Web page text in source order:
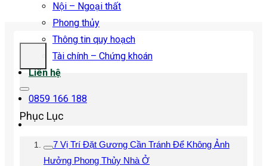
Nội – Ngoại thất
Phong thủy
Thông tin quy hoạch
Tài chính – Chứng khoán
Liên hệ
0859 166 188
Phục Lục
7 Vị Trí Đặt Gương Cần Tránh Để Không Ảnh
Hưởng Phong Thủy Nhà Ở